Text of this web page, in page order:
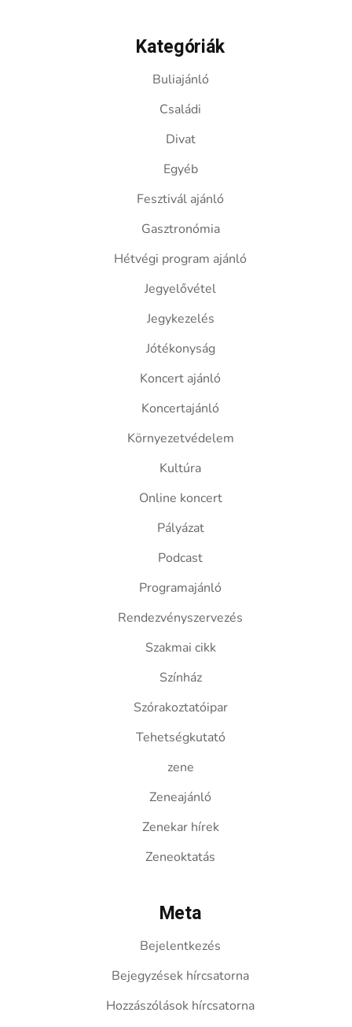
Kategóriák
Buliajánló
Családi
Divat
Egyéb
Fesztivál ajánló
Gasztronómia
Hétvégi program ajánló
Jegyelővétel
Jegykezelés
Jótékonyság
Koncert ajánló
Koncertajánló
Környezetvédelem
Kultúra
Online koncert
Pályázat
Podcast
Programajánló
Rendezvényszervezés
Szakmai cikk
Színház
Szórakoztatóipar
Tehetségkutató
zene
Zeneajánló
Zenekar hírek
Zeneoktatás
Meta
Bejelentkezés
Bejegyzések hírcsatorna
Hozzászólások hírcsatorna